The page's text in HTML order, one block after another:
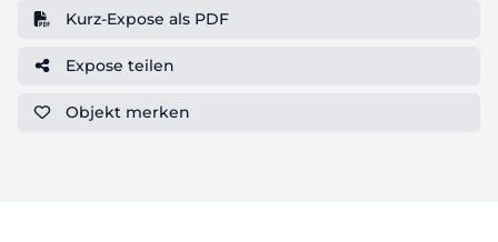
Kurz-Expose als PDF
Expose teilen
Objekt merken